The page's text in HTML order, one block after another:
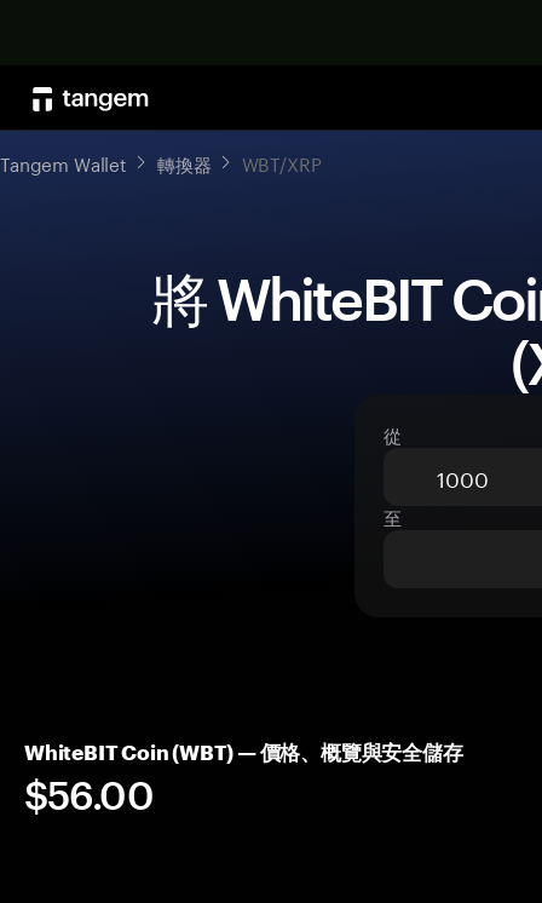
Tangem Wallet 轉換器 WBT/XRP
從
至
WhiteBIT Coin (WBT) — 價格、概覽與安全儲存
$56.00